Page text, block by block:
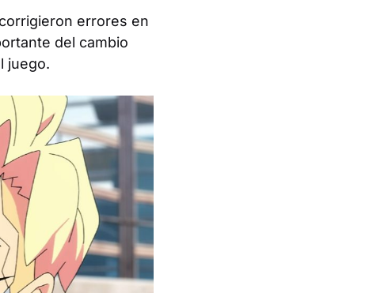
errores en
del cambio
juego.